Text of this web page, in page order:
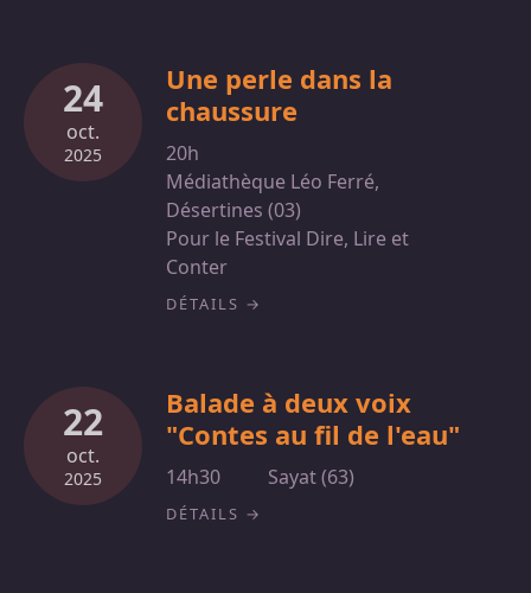
24
oct.
2025
Une perle dans la
chaussure
20h
Médiathèque Léo Ferré,
Désertines (03)
Pour le Festival Dire, Lire et
Conter
DÉTAILS
22
oct.
2025
Balade à deux voix
"Contes au fil de l'eau"
14h30 Sayat (63)
DÉTAILS